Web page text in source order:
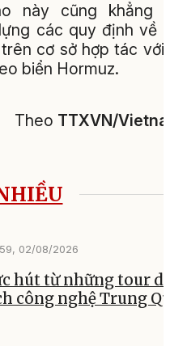
này cũng khẳng
các quy định về
cơ sở hợp tác với
biển Hormuz.
Theo TTXVN/
02/08/2026
hút từ những tour
công nghệ Trung